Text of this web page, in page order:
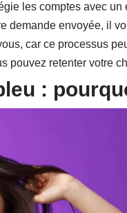
les comptes avec un
demande envoyée, il
car ce processus
pouvez retenter votre
: